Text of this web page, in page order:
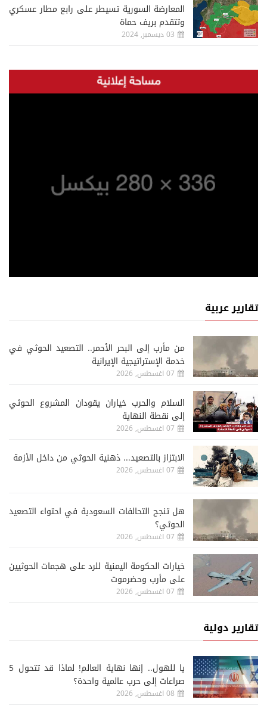
المعارضة السورية تسيطر على رابع مطار عسكري
وتتقدم بريف حماة
03 ديسمبر, 2024
تقارير عربية
من مأرب إلى البحر الأحمر.. التصعيد الحوثي في
خدمة الإستراتيجية الإيرانية
07 اغسطس, 2026
السلام والحرب خياران يقودان المشروع الحوثي
إلى نقطة النهاية
07 اغسطس, 2026
الابتزاز بالتصعيد... ذهنية الحوثي من داخل الأزمة
07 اغسطس, 2026
هل تنجح التحالفات السعودية في احتواء التصعيد
الحوثي؟
07 اغسطس, 2026
خيارات الحكومة اليمنية للرد على هجمات الحوثيين
على مأرب وحضرموت
07 اغسطس, 2026
تقارير دولية
يا للهول.. إنها نهاية العالم! لماذا قد تتحول 5
صراعات إلى حرب عالمية واحدة؟
08 اغسطس, 2026